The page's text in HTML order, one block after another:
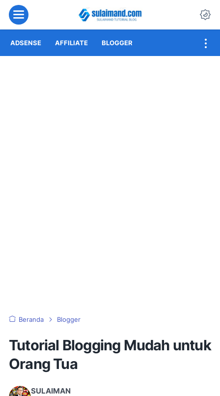
Menu
ADSENSE AFFILIATE BLOGGER
Beranda Blogger
Tutorial Blogging Mudah untuk
Orang Tua
SULAIMAN